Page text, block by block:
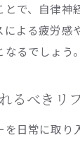
とで、自律神
による疲労
るでしょう。
るべきリ
を日常に取